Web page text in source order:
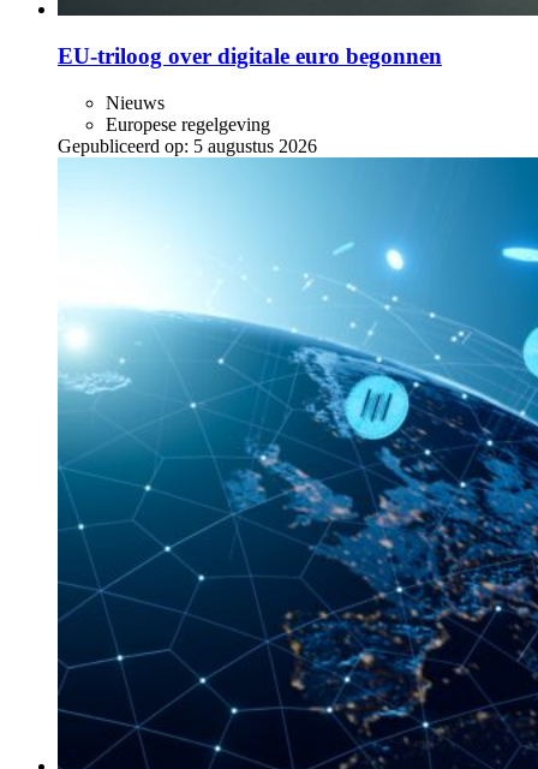
EU-triloog over digitale euro begonnen
Nieuws
Europese regelgeving
Gepubliceerd op: 5 augustus 2026